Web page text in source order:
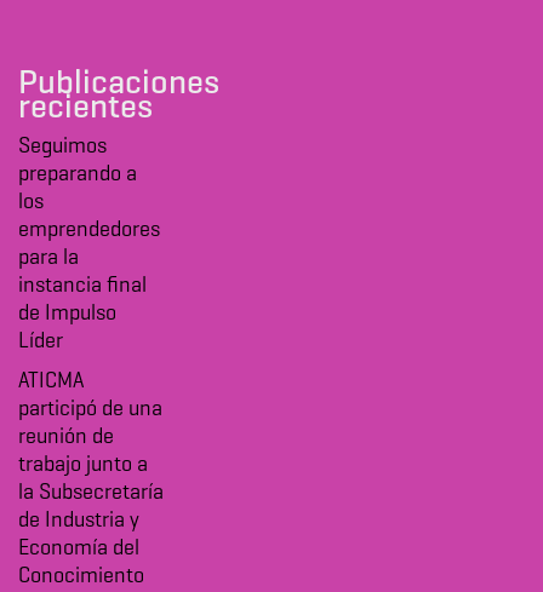
Publicaciones
recientes
Seguimos
preparando a
los
emprendedores
para la
instancia final
de Impulso
Líder
ATICMA
participó de una
reunión de
trabajo junto a
la Subsecretaría
de Industria y
Economía del
Conocimiento